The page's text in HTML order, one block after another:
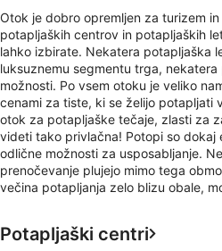
Otok je dobro opremljen za turizem
potapljaških centrov in potapljaških
lahko izbirate. Nekatera potapljaška
luksuznemu segmentu trga, nekatera
možnosti. Po vsem otoku je veliko
cenami za tiste, ki se želijo potapljati
otok za potapljaške tečaje, zlasti za
videti tako privlačna! Potopi so dokaj
odlične možnosti za usposabljanje.
prenočevanje plujejo mimo tega
večina potapljanja zelo blizu obale,
Potapljaški centri